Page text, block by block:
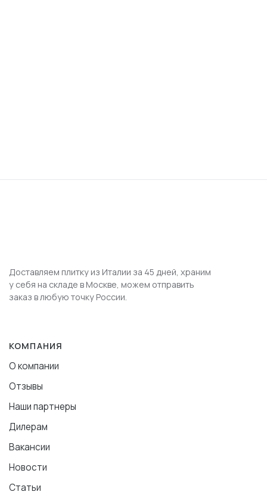
Доставляем плитку из Италии за 45 дней, храним
у себя на складе в Москве, можем отправить
заказ в любую точку России.
КОМПАНИЯ
О компании
Отзывы
Наши партнеры
Дилерам
Вакансии
Новости
Статьи